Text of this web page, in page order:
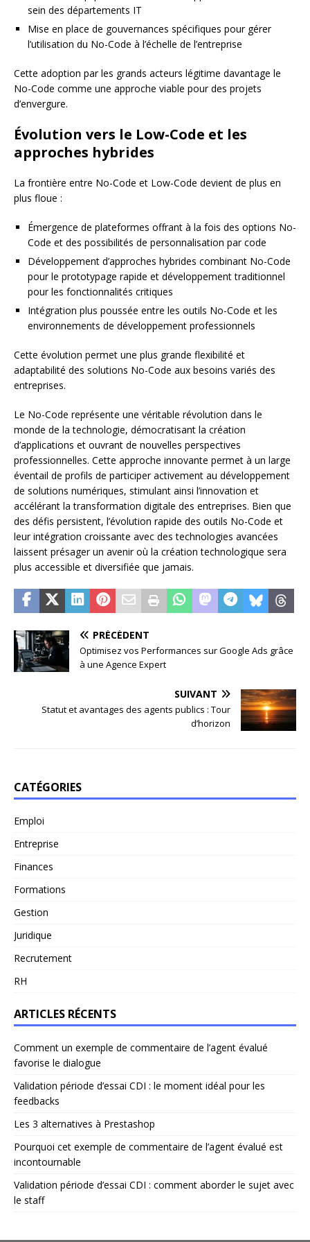
sein des départements IT
Mise en place de gouvernances spécifiques pour gérer
l’utilisation du No-Code à l’échelle de l’entreprise
Cette adoption par les grands acteurs légitime davantage le
No-Code comme une approche viable pour des projets
d’envergure.
Évolution vers le Low-Code et les
approches hybrides
La frontière entre No-Code et Low-Code devient de plus en
plus floue :
Émergence de plateformes offrant à la fois des options No-
Code et des possibilités de personnalisation par code
Développement d’approches hybrides combinant No-Code
pour le prototypage rapide et développement traditionnel
pour les fonctionnalités critiques
Intégration plus poussée entre les outils No-Code et les
environnements de développement professionnels
Cette évolution permet une plus grande flexibilité et
adaptabilité des solutions No-Code aux besoins variés des
entreprises.
Le No-Code représente une véritable révolution dans le
monde de la technologie, démocratisant la création
d’applications et ouvrant de nouvelles perspectives
professionnelles. Cette approche innovante permet à un large
éventail de profils de participer activement au développement
de solutions numériques, stimulant ainsi l’innovation et
accélérant la transformation digitale des entreprises. Bien que
des défis persistent, l’évolution rapide des outils No-Code et
leur intégration croissante avec des technologies avancées
laissent présager un avenir où la création technologique sera
plus accessible et diversifiée que jamais.
PRÉCÉDENT
Optimisez vos Performances sur Google Ads grâce
à une Agence Expert
SUIVANT
Statut et avantages des agents publics : Tour
d’horizon
CATÉGORIES
Emploi
Entreprise
Finances
Formations
Gestion
Juridique
Recrutement
RH
ARTICLES RÉCENTS
Comment un exemple de commentaire de l’agent évalué
favorise le dialogue
Validation période d’essai CDI : le moment idéal pour les
feedbacks
Les 3 alternatives à Prestashop
Pourquoi cet exemple de commentaire de l’agent évalué est
incontournable
Validation période d’essai CDI : comment aborder le sujet avec
le staff